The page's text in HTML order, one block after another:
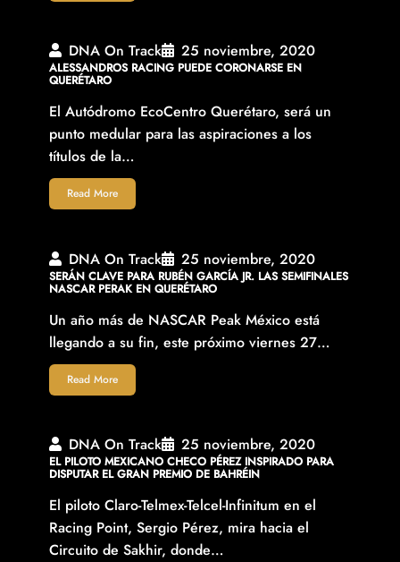
DNA On Track 25 noviembre, 2020
ALESSANDROS RACING PUEDE CORONARSE EN
QUERÉTARO
El Autódromo EcoCentro Querétaro, será un
punto medular para las aspiraciones a los
títulos de la…
Read More
DNA On Track 25 noviembre, 2020
SERÁN CLAVE PARA RUBÉN GARCÍA JR. LAS SEMIFINALES
NASCAR PERAK EN QUERÉTARO
Un año más de NASCAR Peak México está
llegando a su fin, este próximo viernes 27…
Read More
DNA On Track 25 noviembre, 2020
EL PILOTO MEXICANO CHECO PÉREZ INSPIRADO PARA
DISPUTAR EL GRAN PREMIO DE BAHRÉIN
El piloto Claro-Telmex-Telcel-Infinitum en el
Racing Point, Sergio Pérez, mira hacia el
Circuito de Sakhir, donde…